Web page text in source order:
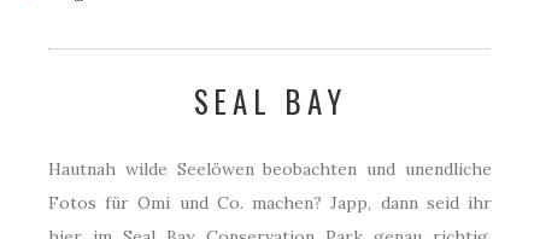
SEAL BAY
Hautnah wilde Seelöwen beobachten und unendliche
Fotos für Omi und Co. machen? Japp, dann seid ihr